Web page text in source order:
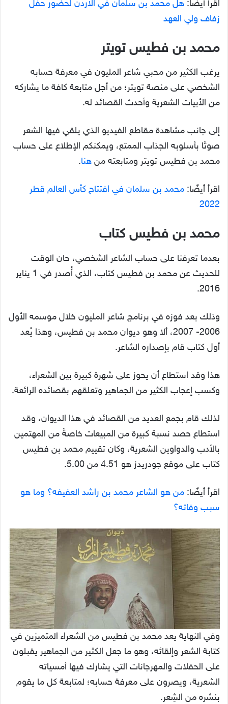
اقرأ أيضًا: هل محمد بن سلمان في الاردن لحضور حفل
زفاف ولي العهد
محمد بن فطيس تويتر
يرغب الكثير من محبي شاعر المليون في معرفة حسابه
الشخصي على منصة تويتر؛ من أجل متابعة كافة ما يشاركه
من الأبيات الشعرية وأحدث القصائد له.
إلى جانب مشاهدة مقاطع الفيديو الذي يلقي فيها الشعر
صوتًا بأسلوبه الجذاب الممتع، ويمكنكم الإطلاع على حساب
محمد بن فطيس تويتر ومتابعته من هنا.
اقرأ أيضًا: محمد بن سلمان في افتتاح كأس العالم قطر
2022
محمد بن فطيس كتاب
بعدما تعرفنا على حساب الشاعر الشخصي، حان الوقت
للحديث عن محمد بن فطيس كتاب، الذي أُصدر في 1 يناير
2016.
وذلك بعد فوزه في برنامج شاعر المليون خلال موسمه الأول
2006- 2007، ألا وهو ديوان محمد بن فطيس، وهذا يُعد
أول كتاب قام بإصداره الشاعر.
هذا وقد استطاع أن يحوز على شهرة كبيرة بين الشعراء،
وكسب إعجاب الكثير من الجماهير وتعلقهم بقصائده الرائعة.
لذلك قام بجمع العديد من القصائد في هذا الديوان، وقد
استطاع حصد نسبة كبيرة من المبيعات خاصةً من المهتمين
بالأدب والدواوين الشعرية، وكان تقييم محمد بن فطيس
كتاب على موقع جودريدز هو 4.51 من 5.00.
اقرأ أيضًا: من هو الشاعر محمد بن راشد العفيفه؟ وما هو
سبب وفاته؟
وفي النهاية يعد محمد بن فطيس من الشعراء المتميزين في
كتابة الشعر وإلقائه، وهو ما جعل الكثير من الجماهير يقبلون
على الحفلات والمهرجانات التي يشارك فيها أمسياته
الشعرية، ويصرون على معرفة حسابه؛ لمتابعة كل ما يقوم
بنشره من الشِعر.